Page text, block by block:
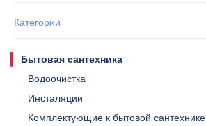
Категории
Бытовая сантехника
Водоочистка
Инсталяции
Комплектующие к бытовой сантехнике